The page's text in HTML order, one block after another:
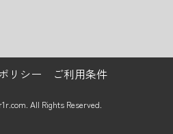
リシー ご利用条件
All Rights Reserved.